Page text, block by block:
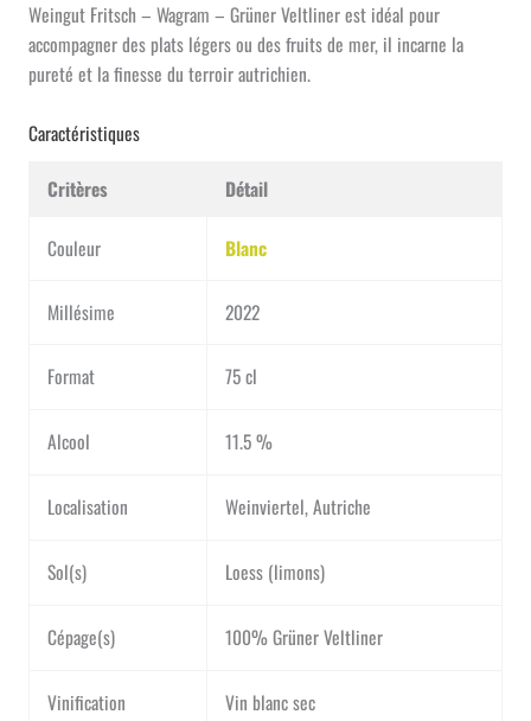
Weingut Fritsch – Wagram – Grüner Veltliner est idéal pour
accompagner des plats légers ou des fruits de mer, il incarne la
pureté et la finesse du terroir autrichien.
Caractéristiques
Critères Détail
Couleur Blanc
Millésime 2022
Format 75 cl
Alcool 11.5 %
Localisation Weinviertel, Autriche
Sol(s) Loess (limons)
Cépage(s) 100% Grüner Veltliner
Vinification Vin blanc sec